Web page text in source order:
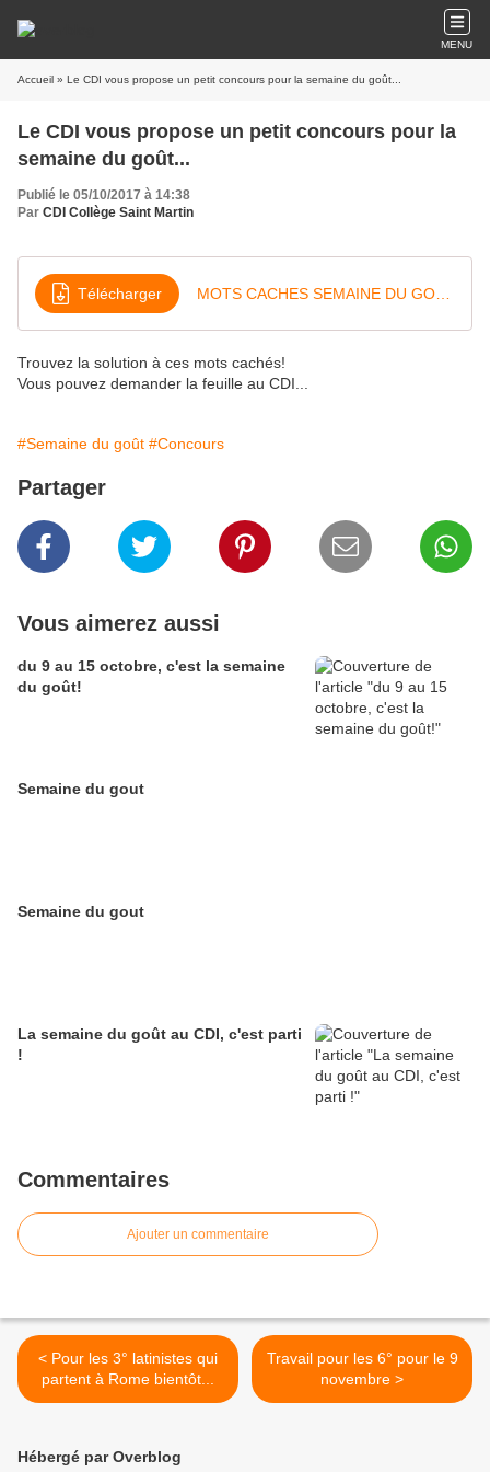
MENU
Accueil » Le CDI vous propose un petit concours pour la semaine du goût...
Le CDI vous propose un petit concours pour la
semaine du goût...
Publié le 05/10/2017 à 14:38
Par CDI Collège Saint Martin
Télécharger
Trouvez la solution à ces mots cachés!
Vous pouvez demander la feuille au CDI...
#Semaine du goût #Concours
Partager
Vous aimerez aussi
du 9 au 15 octobre, c'est la semaine
du goût!
Semaine du gout
Semaine du gout
La semaine du goût au CDI, c'est parti
!
Commentaires
Ajouter un commentaire
< Pour les 3° latinistes qui
partent à Rome bientôt...
Travail pour les 6° pour le 9
novembre >
Hébergé par Overblog